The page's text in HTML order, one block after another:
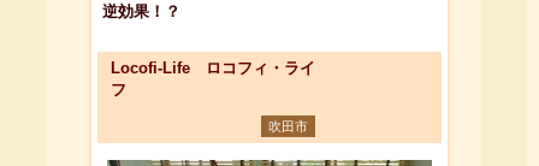
逆効果！？
Locofi-Life ロコフィ・ライ
フ
吹田市